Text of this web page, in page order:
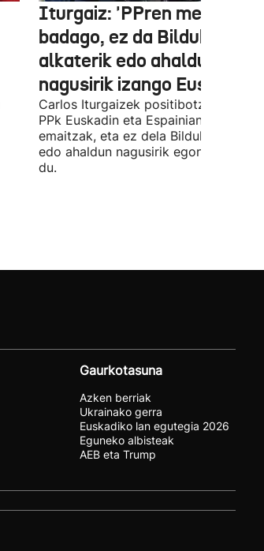
Iturgaiz: 'PPren menpe
badago, ez da Bilduko
alkaterik edo ahaldun
nagusirik izango Euskadin'
Carlos Iturgaizek positibotzat jo ditu
PPk Euskadin eta Espainian lortutako
emaitzak, eta ez dela Bilduko
edo ahaldun nagusirik egongo
du.
Gaurkotasuna
Azken berriak
Ukrainako gerra
Euskadiko lan egutegia 2026
Eguneko albisteak
AEB eta Trump